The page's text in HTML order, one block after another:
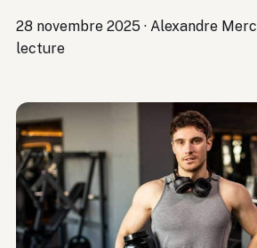
28 novembre 2025 · Alexandre
lecture